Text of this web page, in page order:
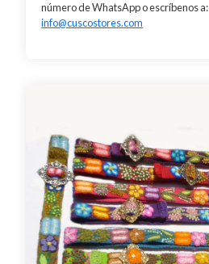
número de WhatsApp o escríbenos a:
info@cuscostores.com